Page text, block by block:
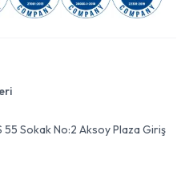
55 Sokak No:2 Aksoy Plaza Giriş